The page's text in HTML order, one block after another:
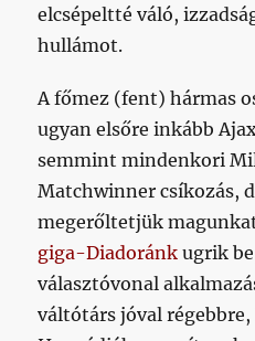
elcsépeltté váló,
hullámot.
A főmez (fent) hármas
ugyan elsőre inkább
semmint mindenkori
Matchwinner csíkozás,
megerőltetjük
giga-Diadoránk ugrik
választóvonal
váltótárs jóval régebbre,